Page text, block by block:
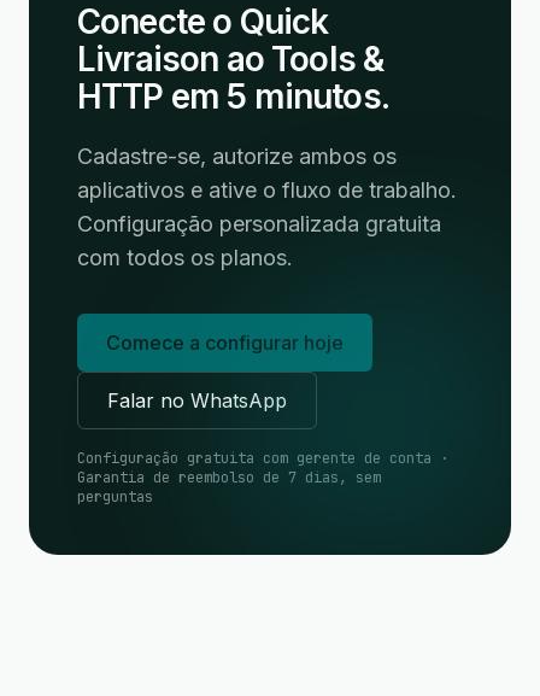
Conecte o Quick
Livraison ao Tools &
HTTP em 5 minutos.
Cadastre-se, autorize ambos os
aplicativos e ative o fluxo de trabalho.
Configuração personalizada gratuita
com todos os planos.
Comece a configurar hoje
Falar no WhatsApp
Configuração gratuita com gerente de conta ·
Garantia de reembolso de 7 dias, sem
perguntas